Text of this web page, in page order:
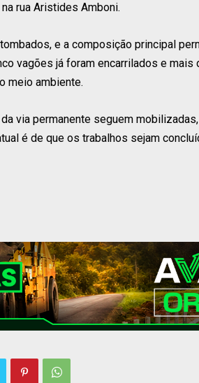
rua Aristides Amboni.
e a composição principal
vagões já foram encarrilados e mais
meio ambiente.
via permanente seguem
é de que os trabalhos sejam